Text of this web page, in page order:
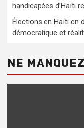
handicapées d’Haïti
Élections en Haïti en
démocratique et
NE